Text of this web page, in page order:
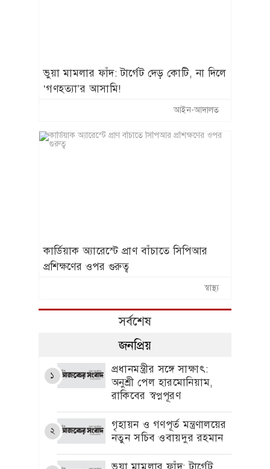
​ভুয়া মামলার ফাঁদ: টার্গেট দেড় কোটি, না দিলে
‘গণহত্যা’র আসামি!
আইন-আদালত
কার্ডিয়াক অ্যারেস্টে প্রাণ বাঁচাতে সিপিআর
প্রশিক্ষণের ওপর গুরুত্ব
স্বাস্থ্য
সর্বশেষ
জনপ্রিয়
১
প্রধানমন্ত্রীর সঙ্গে সাক্ষাৎ:
অনুশ্রী পেল হারমোনিয়াম,
রাকিবের স্বপ্নপূরণ
২
গৃহায়ন ও গণপূর্ত মন্ত্রণালয়ের
নতুন সচিব ওবায়দুর রহমান